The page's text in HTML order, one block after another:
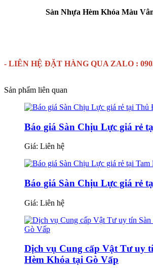
Sàn Nhựa Hèm Khóa Màu
- LIÊN HỆ ĐẶT HÀNG QUA ZALO :
Sản phẩm liên quan
Báo giá Sàn Chịu Lực giá rẻ
Giá: Liên hệ
Báo giá Sàn Chịu Lực giá rẻ
Giá: Liên hệ
Dịch vụ Cung cấp Vật Tư uy
Hèm Khóa tại Gò Vấp